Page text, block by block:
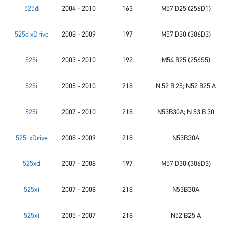
525d 2004 - 2010 163 M57 D25 (256D1)
525d xDrive 2008 - 2009 197 M57 D30 (306D3)
525i 2003 - 2010 192 M54 B25 (256S5)
525i 2005 - 2010 218 N 52 B 25; N52 B25 A
525i 2007 - 2010 218 N53B30A; N 53 B 30
525i xDrive 2008 - 2009 218 N53B30A
525xd 2007 - 2008 197 M57 D30 (306D3)
525xi 2007 - 2008 218 N53B30A
525xi 2005 - 2007 218 N52 B25 A